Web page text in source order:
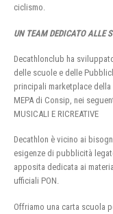
ciclismo.
UN TEAM DEDICATO ALLE
Decathlonclub ha
delle scuole e delle
principali marketplace
MEPA di Consip, nei
MUSICALI E RICREATIVE
Decathlon è vicino ai
esigenze di pubblicità
apposita dedicata ai
ufficiali PON.
Offriamo una carta scuola